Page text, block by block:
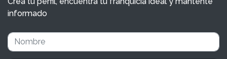
informado